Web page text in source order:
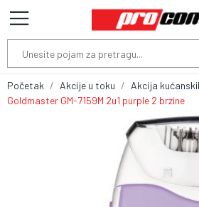
Početak Akcije u toku Akcija
Goldmaster GM-7159M 2u1 purple 2 brzine